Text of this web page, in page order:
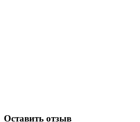
Оставить отзыв